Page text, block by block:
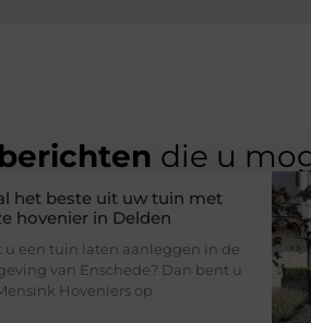
die u
het beste uit uw tuin met
hovenier in Delden
u een tuin laten aanleggen in de
van Enschede? Dan bent u
Hoveniers op